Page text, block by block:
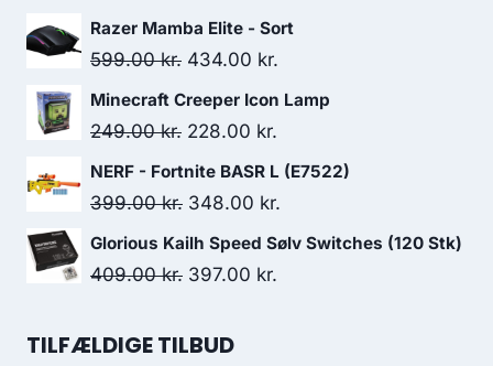
price
was:
price
is:
Razer Mamba Elite - Sort
599.00kr. Original
price
was:
434.00 kr.
price
434.00 kr..
Minecraft Creeper Icon Lamp
249.00kr. Original
price
was:
228.00 kr.
price
NERF - Fortnite BASR L (E7522)
399.00kr. Original
price
was:
348.00 kr.
price
Glorious Kailh Speed Sølv Switches (120 Stk)
409.00kr. Original
was:
397.00 kr.
TILFÆLDIGE TILBUD